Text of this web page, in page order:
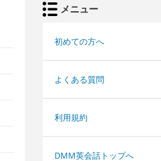
メニュー
初めての方へ
よくある質問
利用規約
DMM英会話トップへ